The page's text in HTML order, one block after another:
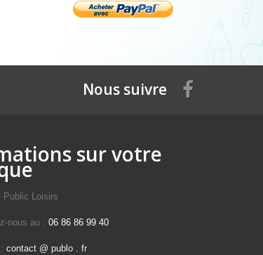
Nous suivre
sur votre
Public Loisirs
nous au : 06 86 86 99 40
contact @ publo . fr